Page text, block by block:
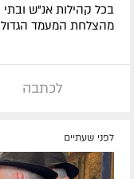
בכל קהילות אנ"ש
מהצלחת המעמד
לכתבה
לפני שעתיים